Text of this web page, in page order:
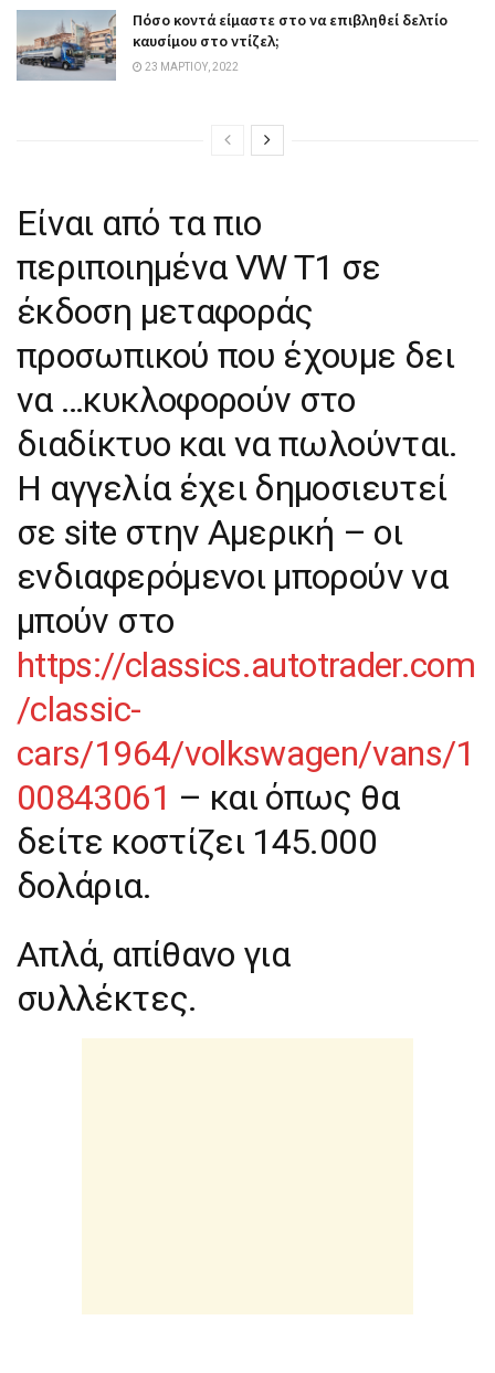
Πόσο κοντά είμαστε στο να επιβληθεί δελτίο
καυσίμου στο ντίζελ;
23 ΜΑΡΤΊΟΥ, 2022
Είναι από τα πιο
περιποιημένα VW T1 σε
έκδοση μεταφοράς
προσωπικού που έχουμε δει
να …κυκλοφορούν στο
διαδίκτυο και να πωλούνται.
Η αγγελία έχει δημοσιευτεί
σε site στην Αμερική – οι
ενδιαφερόμενοι μπορούν να
μπούν στο
https://classics.autotrader.com
/classic-
cars/1964/volkswagen/vans/1
00843061 – και όπως θα
δείτε κοστίζει 145.000
δολάρια.
Απλά, απίθανο για
συλλέκτες.